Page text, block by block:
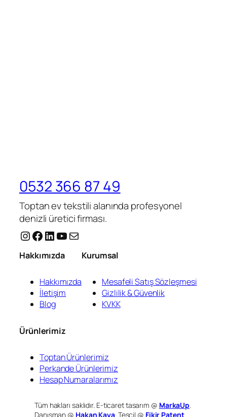
0532 366 87 49
Toptan ev tekstili alanında profesyonel
denizli üretici firması.
Instagram
Facebook
LinkedIn
YouTube
E-posta
Hakkımızda
Hakkımızda
İletişim
Blog
Kurumsal
Mesafeli Satış Sözleşmesi
Gizlilik & Güvenlik
KVKK
Ürünlerimiz
Toptan Ürünlerimiz
Perkande Ürünlerimiz
Hesap Numaralarımız
Tüm hakları saklıdır. E-ticaret tasarım @ MarkaUp.
Danışman @ Hakan Kaya. Tescil @ Fikir Patent